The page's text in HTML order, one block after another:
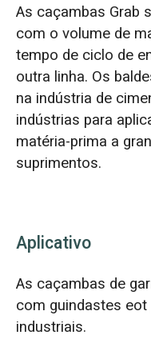
As caçambas Grab
com o volume de
tempo de ciclo de
outra linha. Os
na indústria de
indústrias para
matéria-prima a
suprimentos.
Aplicativo
As caçambas de
com guindastes
industriais.